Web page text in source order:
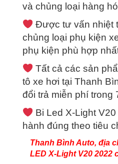
và chủng loại hàng
Được tư vấn nhiệt
chủng loại phụ kiện
phụ kiện phù hợp
Tất cả các sản
tô xe hơi tại Thanh
đổi trả miễn phí trong
Bi Led X-Light
hành đúng theo tiêu
Thanh Bình Auto, địa
LED X-Light V20 2022